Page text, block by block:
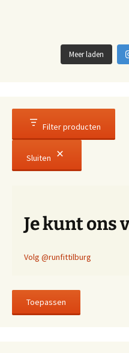
Meer laden
Filter producten
Sluiten
Je kunt ons
Volg @runfittilburg
Toepassen